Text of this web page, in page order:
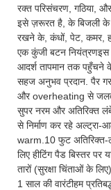
रक्त परिसंचरण, गठिया,
इसे ज़रूरत है, के बिजली के
रखने के, कंधों, पेट, कमर,
एक कुंजी बटन नियंत्रणइस
आदर्श तापमान तक पहुँचने
सहज अनुभव प्रदान. पैर
और overheating से
सुपर नरम और अतिरिक्त लंबे
से निर्माण कर रहे
warm.10 फुट अतिरिक्त-
लिए हीटिंग पैड बिस्तर
तारों (सुरक्षा चिंताओं के
1 साल की वारंटीहम